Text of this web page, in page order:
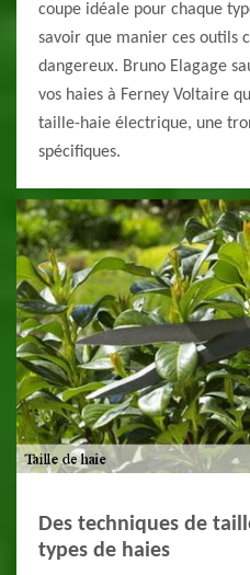
coupe idéale pour chaque
savoir que manier ces outils
dangereux. Bruno Elagage
vos haies à Ferney Voltaire
taille-haie électrique, une
spécifiques.
Des techniques de
types de haies